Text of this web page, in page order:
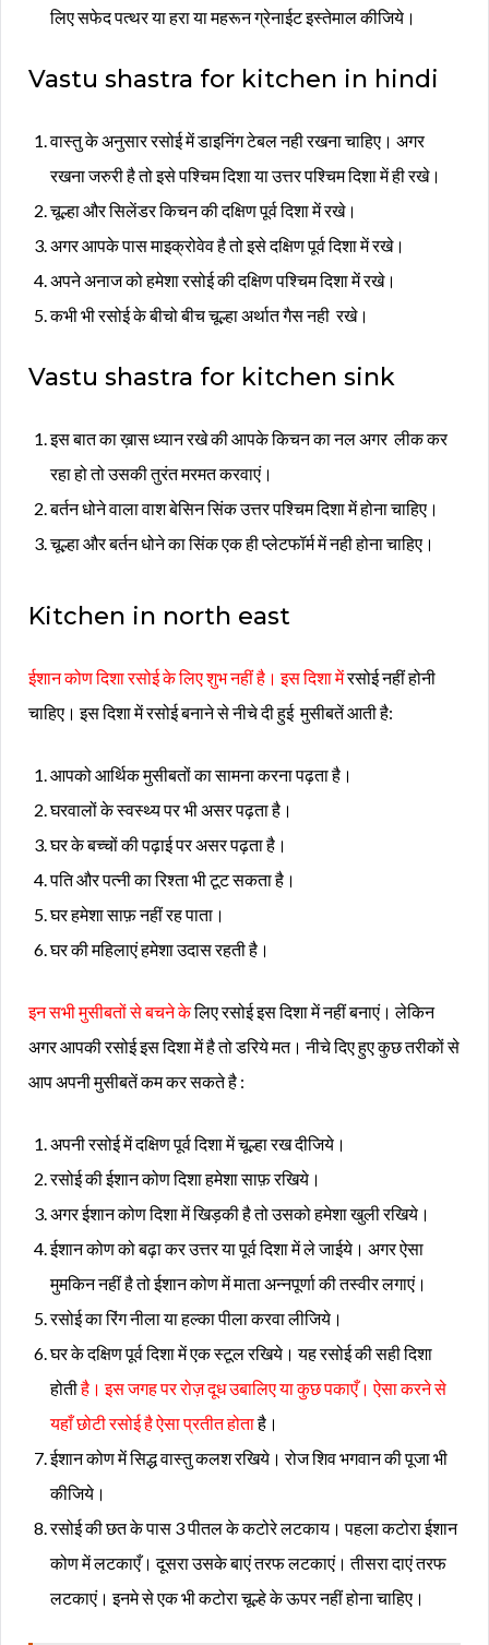
लिए सफेद पत्थर या हरा या महरून ग्रेनाईट इस्तेमाल कीजिये।
Vastu shastra for kitchen in hindi
वास्तु के अनुसार रसोई में डाइनिंग टेबल नही रखना चाहिए। अगर
रखना जरुरी है तो इसे पश्चिम दिशा या उत्तर पश्चिम दिशा में ही रखे।
चूल्हा और सिलेंडर किचन की दक्षिण पूर्व दिशा में रखे।
अगर आपके पास माइक्रोवेव है तो इसे दक्षिण पूर्व दिशा में रखे।
अपने अनाज को हमेशा रसोई की दक्षिण पश्चिम दिशा में रखे।
कभी भी रसोई के बीचो बीच चूल्हा अर्थात गैस नही रखे।
Vastu shastra for kitchen sink
इस बात का ख़ास ध्यान रखे की आपके किचन का नल अगर लीक कर
रहा हो तो उसकी तुरंत मरमत करवाएं।
बर्तन धोने वाला वाश बेसिन सिंक उत्तर पश्चिम दिशा में होना चाहिए।
चूल्हा और बर्तन धोने का सिंक एक ही प्लेटफॉर्म में नही होना चाहिए।
Kitchen in north east
ईशान कोण दिशा रसोई के लिए शुभ नहीं है। इस दिशा मेंरसोई नहीं होनी
चाहिए। इस दिशा में रसोई बनाने से नीचे दी हुई मुसीबतें आती है:
आपको आर्थिक मुसीबतों का सामना करना पढ़ता है।
घरवालों के स्वस्थ्य पर भी असर पढ़ता है।
घर के बच्चों की पढ़ाई पर असर पढ़ता है।
पति और पत्नी का रिश्ता भी टूट सकता है।
घर हमेशा साफ़ नहीं रह पाता।
घर की महिलाएं हमेशा उदास रहती है।
इन सभी मुसीबतों से बचने केलिए रसोई इस दिशा में नहीं बनाएं। लेकिन
अगर आपकी रसोई इस दिशा में है तो डरिये मत। नीचे दिए हुए कुछ तरीकों से
आप अपनी मुसीबतें कम कर सकते है :
अपनी रसोई में दक्षिण पूर्व दिशा में चूल्हा रख दीजिये।
रसोई की ईशान कोण दिशा हमेशा साफ़ रखिये।
अगर ईशान कोण दिशा में खिड़की है तो उसको हमेशा खुली रखिये।
ईशान कोण को बढ़ा कर उत्तर या पूर्व दिशा में ले जाईये। अगर ऐसा
मुमकिन नहीं है तो ईशान कोण में माता अन्नपूर्णा की तस्वीर लगाएं।
रसोई का रिंग नीला या हल्का पीला करवा लीजिये।
घर के दक्षिण पूर्व दिशा में एक स्टूल रखिये। यह रसोई की सही दिशा
होतीहै। इस जगह पर रोज़ दूध उबालिए या कुछ पकाएँ। ऐसा करने से
यहाँ छोटी रसोई है ऐसा प्रतीत होताहै।
ईशान कोण में सिद्ध वास्तु कलश रखिये। रोज शिव भगवान की पूजा भी
कीजिये।
रसोई की छत के पास 3 पीतल के कटोरे लटकाय। पहला कटोरा ईशान
कोण में लटकाएँ। दूसरा उसके बाएं तरफ लटकाएं। तीसरा दाएं तरफ
लटकाएं। इनमे से एक भी कटोरा चूल्हे के ऊपर नहीं होना चाहिए।